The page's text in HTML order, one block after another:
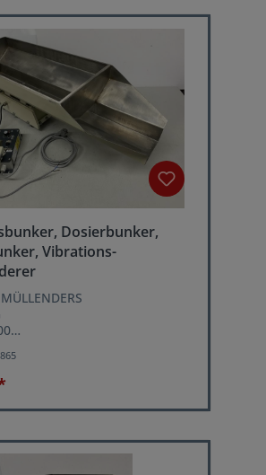
Dosierbunker,
Vibrations-
6000 Hz.
230 Volt, 50 Hz